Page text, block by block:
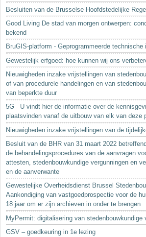
Besluiten van de Brusselse Hoofdstedelijke
Good Living De stad van morgen ontwerpen:
bekend
BruGIS-platform - Geprogrammeerde technische
Gewestelijk erfgoed: hoe kunnen wij ons
Nieuwigheden inzake vrijstellingen van
of van procedurele handelingen en van
van beperkte duur
5G - U vindt hier de informatie over de
plaatsvinden vanaf de uitbouw van elk van deze
Nieuwigheden inzake vrijstellingen van de
Besluit van de BHR van 31 maart 2022
de behandelingsprocedures van de aanvragen
attesten, stedenbouwkundige vergunningen en
en de aanverwante
Gewestelijke Overheidsdienst Brussel
Aankondiging van vastgoedprospectie voor de
18 jaar om er zijn archieven in onder te brengen
MyPermit: digitalisering van stedenbouwkundige
GSV – goedkeuring in 1e lezing